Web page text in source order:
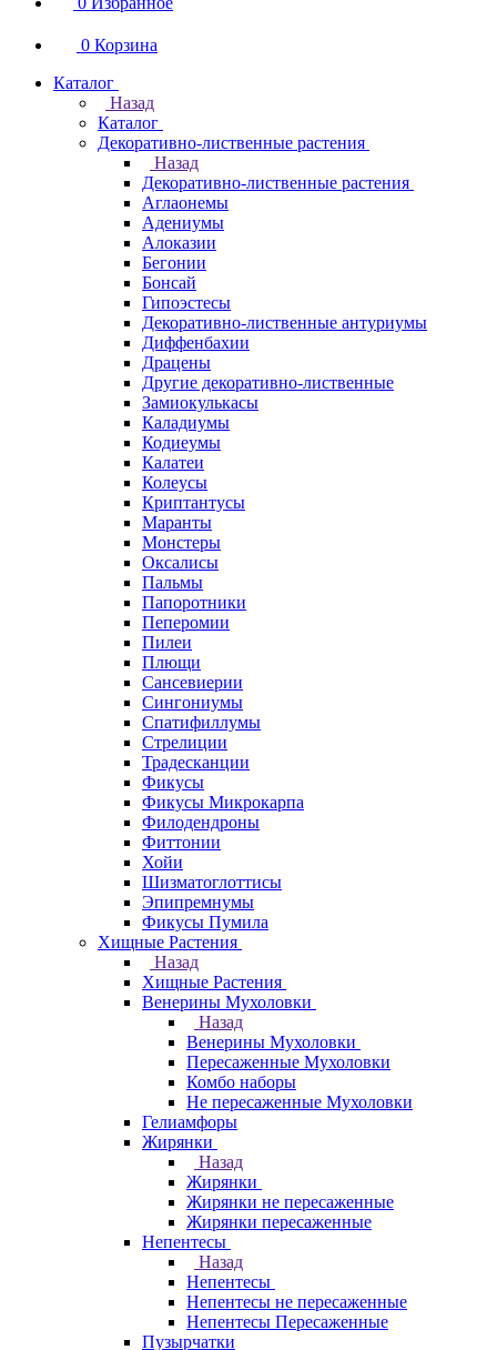
0 Корзина
Каталог
Назад
Каталог
Декоративно-лиственные растения
Назад
Декоративно-лиственные растения
Аглаонемы
Адениумы
Алоказии
Бегонии
Бонсай
Гипоэстесы
Декоративно-лиственные антуриумы
Диффенбахии
Драцены
Другие декоративно-лиственные
Замиокулькасы
Каладиумы
Кодиеумы
Калатеи
Колеусы
Криптантусы
Маранты
Монстеры
Оксалисы
Пальмы
Папоротники
Пеперомии
Пилеи
Плющи
Сансевиерии
Сингониумы
Спатифиллумы
Стрелиции
Традесканции
Фикусы
Фикусы Микрокарпа
Филодендроны
Фиттонии
Хойи
Шизматоглоттисы
Эпипремнумы
Фикусы Пумила
Хищные Растения
Назад
Хищные Растения
Венерины Мухоловки
Назад
Венерины Мухоловки
Пересаженные Мухоловки
Комбо наборы
Не пересаженные Мухоловки
Гелиамфоры
Жирянки
Назад
Жирянки
Жирянки не пересаженные
Жирянки пересаженные
Непентесы
Назад
Непентесы
Непентесы не пересаженные
Непентесы Пересаженные
Пузырчатки